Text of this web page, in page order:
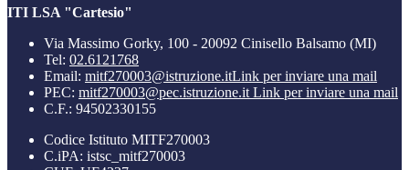
ITI LSA "Cartesio"
Via Massimo Gorky, 100 - 20092 Cinisello Balsamo (MI)
Tel: 02.6121768
Email: mitf270003@istruzione.itLink per inviare una mail
PEC: mitf270003@pec.istruzione.it Link per inviare una mail
C.F.: 94502330155
Codice Istituto MITF270003
C.iPA: istsc_mitf270003